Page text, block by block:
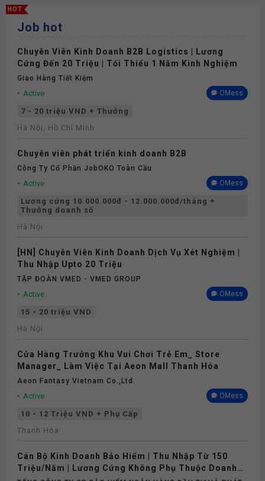
HOT
Job hot
Chuyên Viên Kinh Doanh B2B Logistics | Lương
Cứng Đến 20 Triệu | Tối Thiểu 1 Năm Kinh Nghiệm
Giao Hàng Tiết Kiệm
Active OMess
7 - 20 triệu VND + Thưởng
Hà Nội, Hồ Chí Minh
Chuyên viên phát triển kinh doanh B2B
Công Ty Cổ Phần JobOKO Toàn Cầu
Active OMess
Lương cứng 10.000.000đ - 12.000.000đ/tháng +
Thưởng doanh số
Hà Nội
[HN] Chuyên Viên Kinh Doanh Dịch Vụ Xét Nghiệm |
Thu Nhập Upto 20 Triệu
TẬP ĐOÀN VMED - VMED GROUP
Active OMess
15 - 20 triệu VND
Hà Nội
Cửa Hàng Trưởng Khu Vui Chơi Trẻ Em_ Store
Manager_ Làm Việc Tại Aeon Mall Thanh Hóa
Aeon Fantasy Vietnam Co.,ltd.
Active OMess
10 - 12 Triệu VND + Phụ Cấp
Thanh Hóa
Cán Bộ Kinh Doanh Bảo Hiểm | Thu Nhập Từ 150
Triệu/Năm | Lương Cứng Không Phụ Thuộc Doanh